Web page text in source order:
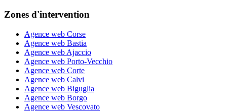
Zones d'intervention
Agence web Corse
Agence web Bastia
Agence web Ajaccio
Agence web Porto-Vecchio
Agence web Corte
Agence web Calvi
Agence web Biguglia
Agence web Borgo
Agence web Vescovato